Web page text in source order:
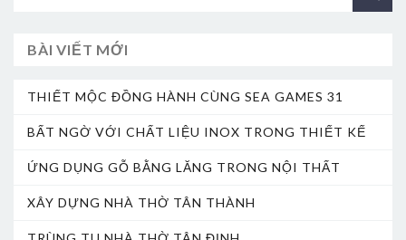
BÀI VIẾT MỚI
THIẾT MỘC ĐỒNG HÀNH CÙNG SEA GAMES 31
BẤT NGỜ VỚI CHẤT LIỆU INOX TRONG THIẾT KẾ
ỨNG DỤNG GỖ BẰNG LĂNG TRONG NỘI THẤT
XÂY DỰNG NHÀ THỜ TÂN THÀNH